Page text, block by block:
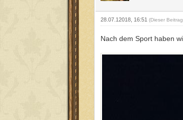
28.07.12018, 16:51 (Dieser
Nach dem Sport haben